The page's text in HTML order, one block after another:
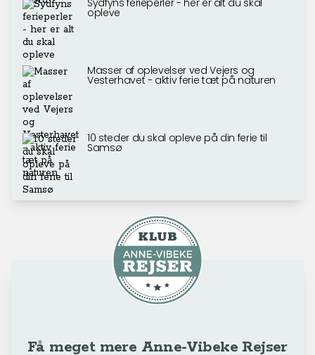
Sydfyns ferieperler - her er alt du skal
opleve
Masser af oplevelser ved Vejers og
Vesterhavet - aktiv ferie tæt på naturen
10 steder du skal opleve på din ferie til
Samsø
Få meget mere Anne-Vibeke Rejser